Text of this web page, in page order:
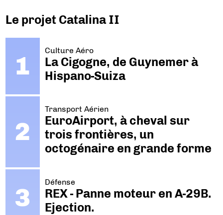
Le projet Catalina II
Culture Aéro
La Cigogne, de Guynemer à
Hispano-Suiza
Transport Aérien
EuroAirport, à cheval sur
trois frontières, un
octogénaire en grande forme
Défense
REX - Panne moteur en A-29B.
Ejection.